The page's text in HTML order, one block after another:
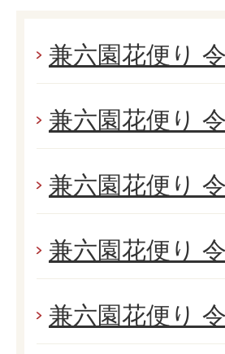
兼六園花便り
兼六園花便り
兼六園花便り
兼六園花便り
兼六園花便り